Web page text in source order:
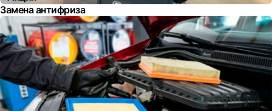
Замена антифриза